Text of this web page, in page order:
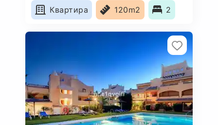
Квартира
120m2 2